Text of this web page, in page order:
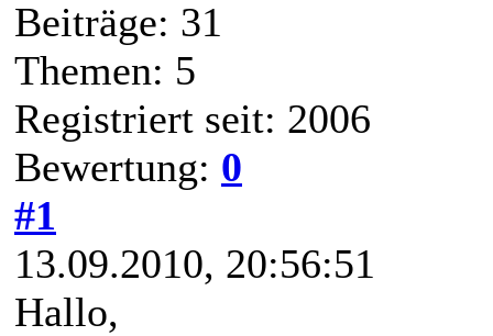
Beiträge: 31
Themen: 5
Registriert seit: 2006
Bewertung: 0
#1
13.09.2010, 20:56:51
Hallo,